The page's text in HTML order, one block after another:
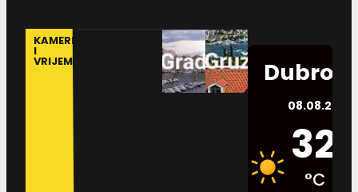
KAMERE
I
VRIJEME
08.08.2026.
32
°C